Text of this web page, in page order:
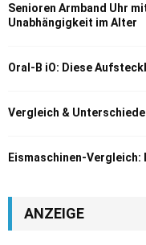
Senioren Armband Uhr
Unabhängigkeit im Alter
Oral-B iO: Diese
Vergleich &
Eismaschinen-Vergleich:
ANZEIGE